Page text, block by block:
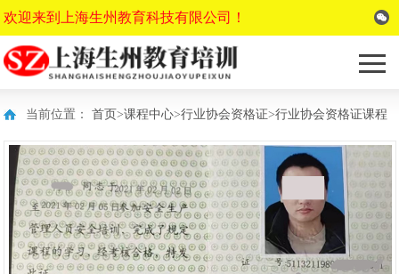
欢迎来到上海生州教育科技有限公司！
当前位置：首页>课程中心>行业协会资格证>行业协会资格证课程